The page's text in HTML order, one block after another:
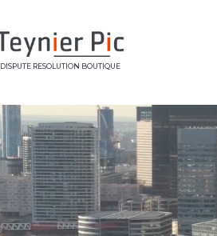
DISPUTE RESOLUTION BOUTIQUE